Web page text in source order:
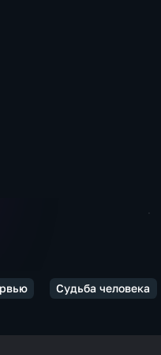
Судьба человека